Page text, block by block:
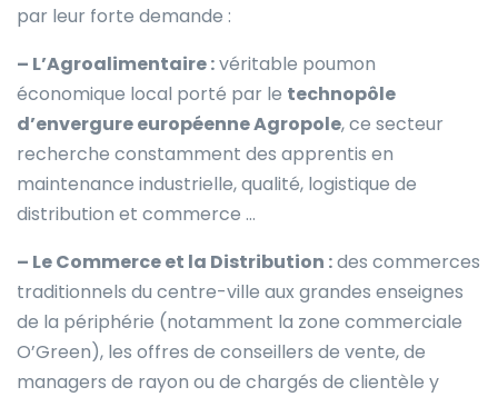
par leur forte demande :
– L’Agroalimentaire :véritable poumon
économique local porté par le technopôle
d’envergure européenne Agropole, ce secteur
recherche constamment des apprentis en
maintenance industrielle, qualité, logistique de
distribution et commerce …
– Le Commerce et la Distribution :des commerces
traditionnels du centre-ville aux grandes enseignes
de la périphérie (notamment la zone commerciale
O’Green), les offres de conseillers de vente, de
managers de rayon ou de chargés de clientèle y